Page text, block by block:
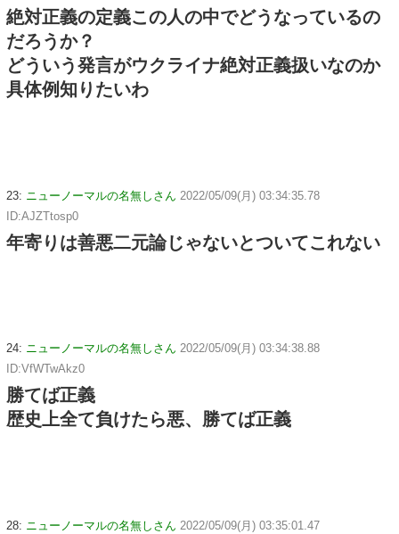
絶対正義の定義この人の中でどうなっているの
だろうか？
どういう発言がウクライナ絶対正義扱いなのか
具体例知りたいわ
23: ニューノーマルの名無しさん 2022/05/09(月) 03:34:35.78
ID:AJZTtosp0
年寄りは善悪二元論じゃないとついてこれない
24: ニューノーマルの名無しさん 2022/05/09(月) 03:34:38.88
ID:VfWTwAkz0
勝てば正義
歴史上全て負けたら悪、勝てば正義
28: ニューノーマルの名無しさん 2022/05/09(月) 03:35:01.47